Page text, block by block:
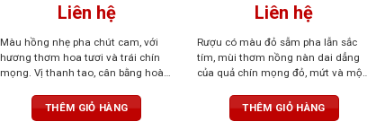
Liên hệ
Màu hồng nhẹ pha chút cam, với
hương thơm hoa tươi và trái chín
mọng. Vị thanh tao, cân bằng hoàn
hậu vị kéo dài nhẹ nhàng
THÊM GIỎ HÀNG
Liên hệ
Rượu có màu đỏ sẫm pha lẫn sắc
tím, mùi thơm nồng nàn dai dẳng
của quả chín mọng đỏ, mứt và một
rượu tròn đầy, tannin mạnh mẽ, cân
bằng tuyệt vời
THÊM GIỎ HÀNG